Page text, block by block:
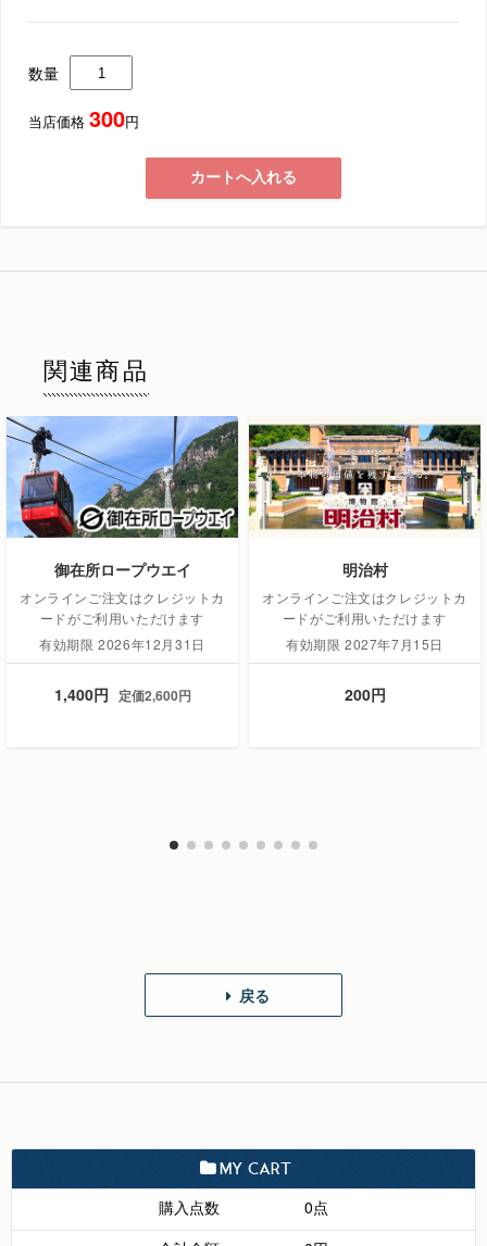
数量
当店価格 300円
カートへ入れる
関連商品
御在所ロープウエイ
オンラインご注文はクレジットカ
ードがご利用いただけます
有効期限 2026年12月31日
1,400円 定価2,600円
明治村
オンラインご注文はクレジットカ
ードがご利用いただけます
有効期限 2027年7月15日
200円
戻る
MY CART
購入点数
0点